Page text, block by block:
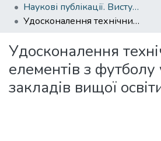
Наукові публікації. Виступи
Удосконалення технічних елементів з футболу у студентів закладів вищої освіти
Удосконалення
елементів з футболу
закладів вищої